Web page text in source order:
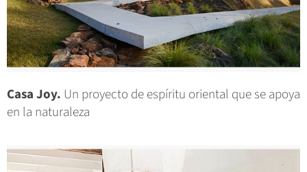
Casa Joy. Un proyecto de espíritu oriental que se apoya
en la naturaleza